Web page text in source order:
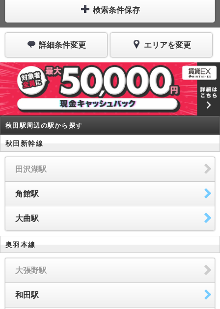
検索条件保存
詳細条件変更 エリアを変更
秋田駅周辺の駅から探す
秋田新幹線
田沢湖駅
角館駅
大曲駅
奥羽本線
大張野駅
和田駅